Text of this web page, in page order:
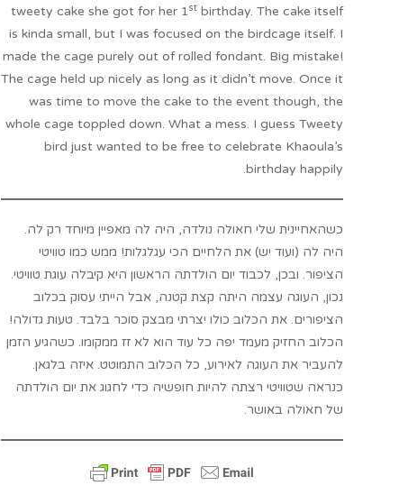
tweety cake she got for her 1st birthday. The cake itself
is kinda small, but I was focused on the birdcage itself. I
made the cage purely out of rolled fondant. Big mistake!
The cage held up nicely as long as it didn’t move. Once it
was time to move the cake to the event though, the
whole cage toppled down. What a mess. I guess Tweety
bird just wanted to be free to celebrate Khaoula’s
birthday happily.
כשהאחיינית שלי חאולה נולדה, היה לה מאפיין מיוחד רק לה.
היה לה (ועוד יש) את הלחיים הכי עגלגלות! ממש כמו טוויטי
הציפור. ובכן, לכבוד יום הולדתה הראשון היא קיבלה עוגת טוויטי.
נכון, העוגה עצמה היתה קצת קטנה, אבל הייתי עסוק בכלוב
הציפורים. את הכלוב כולו יצרתי מבצק סוכר בלבד. טעות גדולה!
הכלוב החזיק מעמד יפה כל עוד הוא לא זז ממקומו. כשהגיע הזמן
להעביר את העוגה לאירוע, כל הכלוב התמוטט. איזה בלגאן.
כנראה שטוויטי רצתה להיות חופשיה כדי לחגוג את יום הולדתה
של חאולה באושר.